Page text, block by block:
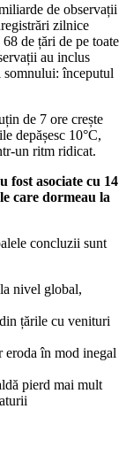
de observații
zilnice
de țări de pe toate
au inclus
somnului: începutul
de 7 ore crește
depășesc 10°C,
un ritm ridicat.
fost asociate cu 14
care dormeau la
concluzii sunt
nivel global,
țările cu venituri
eroda în mod inegal
pierd mai mult